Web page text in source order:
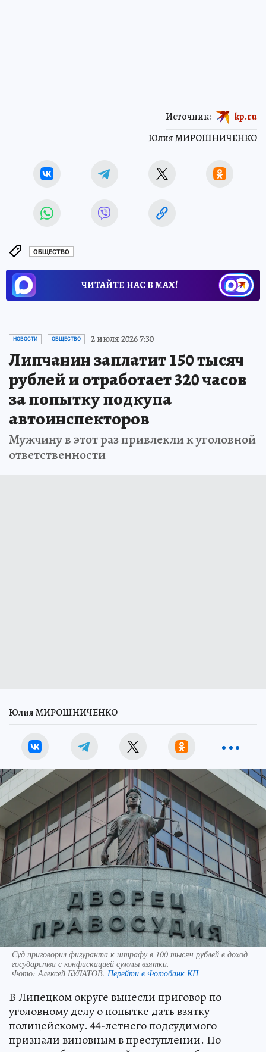
Юлия МИРОШНИЧЕНКО
Источник: kp.ru
ОБЩЕСТВО
ЧИТАЙТЕ НАС В МАХ!
НОВОСТИ ОБЩЕСТВО 2 июля 2026 7:30
Липчанин заплатит 150 тысяч
рублей и отработает 320 часов
за попытку подкупа
автоинспекторов
Мужчину в этот раз привлекли к уголовной
ответственности
Юлия МИРОШНИЧЕНКО
Суд приговорил фигуранта к штрафу в 100 тысяч рублей в доход
государства с конфискацией суммы взятки.
Фото:Алексей БУЛАТОВ. Перейти в Фотобанк КП
В Липецком округе вынесли приговор по
уголовному делу о попытке дать взятку
полицейскому. 44-летнего подсудимого
признали виновным в преступлении. По